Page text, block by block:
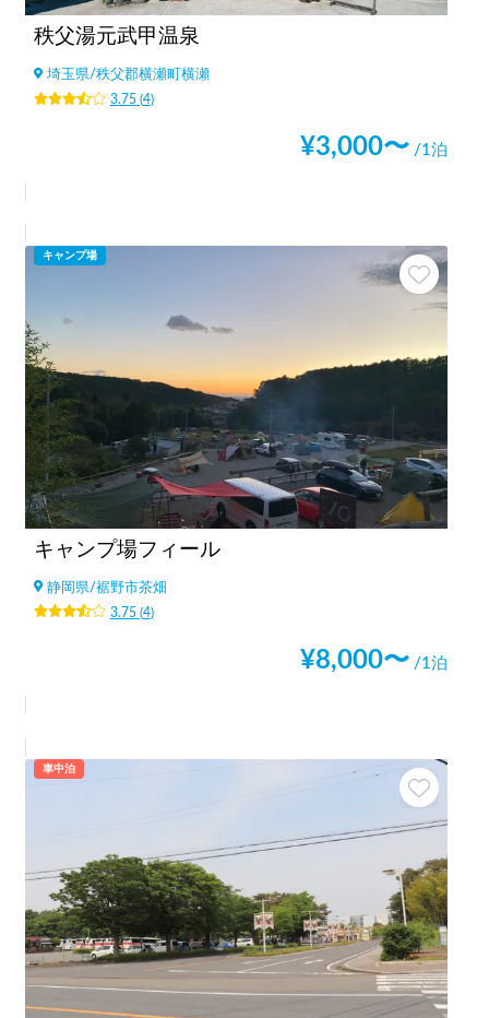
秩父湯元武甲温泉
埼玉県/秩父郡横瀬町横瀬
3.75(4)
¥3,000〜 /1泊
キャンプ場
キャンプ場フィール
静岡県/裾野市茶畑
3.75(4)
¥8,000〜 /1泊
車中泊